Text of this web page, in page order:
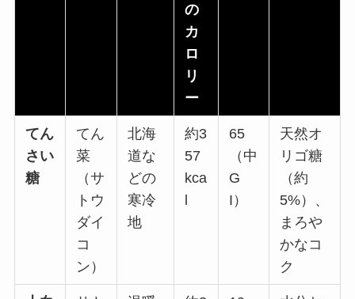
の
カ
ロ
リ
ー
てん
さい
糖
てん
菜
（サ
トウ
ダイ
コ
ン）
北海
道な
どの
寒冷
地
約3
57
kca
l
65
（中
G
I）
天然オ
リゴ糖
（約
5%）、
まろや
かなコ
ク